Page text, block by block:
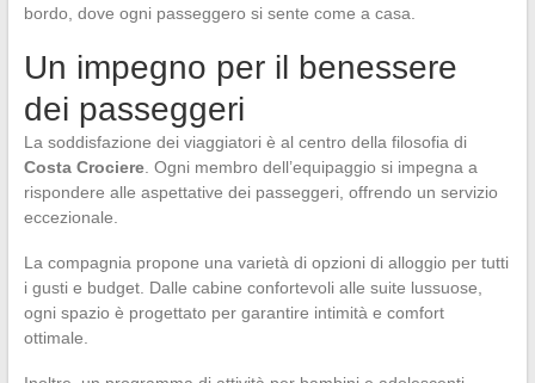
bordo, dove ogni passeggero si sente come a casa.
Un impegno per il benessere
dei passeggeri
La soddisfazione dei viaggiatori è al centro della filosofia di
Costa Crociere. Ogni membro dell’equipaggio si impegna a
rispondere alle aspettative dei passeggeri, offrendo un servizio
eccezionale.
La compagnia propone una varietà di opzioni di alloggio per tutti
i gusti e budget. Dalle cabine confortevoli alle suite lussuose,
ogni spazio è progettato per garantire intimità e comfort
ottimale.